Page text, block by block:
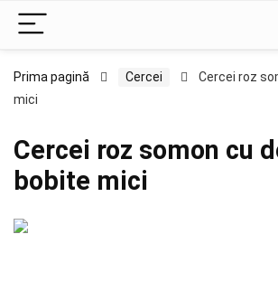
Prima pagină Cercei
Cercei roz
mici
Cercei roz somon cu
bobite mici